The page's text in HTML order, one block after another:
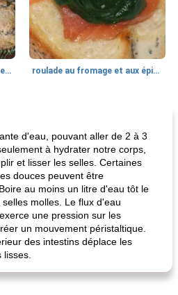
Muffins géants aux carottes et à la banane de Nif roulade au fromage et aux épinards
le méga's jopp joes
d'eau, pouvant aller de 2 à 3
à hydrater notre corps,
et lisser les selles. Certaines
douces peuvent être
au moins un litre d'eau tôt le
molles. Le flux d'eau
une pression sur les
un mouvement péristaltique.
des intestins déplace les